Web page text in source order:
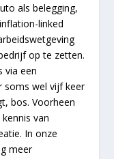
als belegging,
linked
op te zetten.
via een
soms wel vijf keer
bos. Voorheen
van
In onze
meer